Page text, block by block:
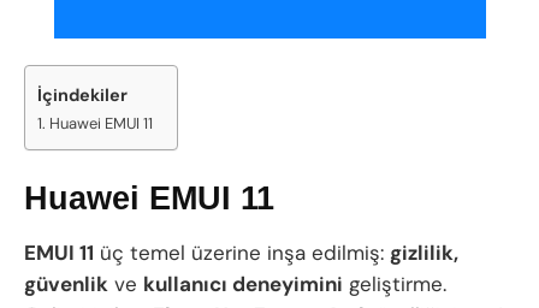
İçindekiler
Huawei EMUI 11
Huawei EMUI 11
EMUI 11 üç temel üzerine inşa edilmiş: gizlilik,
güvenlik ve kullanıcı deneyimini geliştirme.